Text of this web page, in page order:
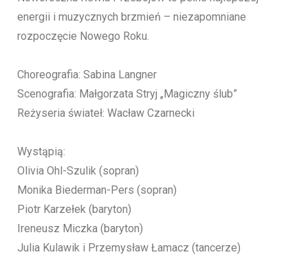
energii i muzycznych brzmień – niezapomniane
rozpoczęcie Nowego Roku.
Choreografia: Sabina Langner
Scenografia: Małgorzata Stryj „Magiczny ślub”
Reżyseria świateł: Wacław Czarnecki
Wystąpią:
Olivia Ohl-Szulik (sopran)
Monika Biederman-Pers (sopran)
Piotr Karzełek (baryton)
Ireneusz Miczka (baryton)
Julia Kulawik i Przemysław Łamacz (tancerze)